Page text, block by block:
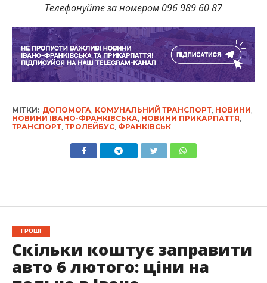
Телефонуйте за номером 096 989 60 87
МІТКИ: ДОПОМОГА, КОМУНАЛЬНИЙ ТРАНСПОРТ, НОВИНИ,
НОВИНИ ІВАНО-ФРАНКІВСЬКА, НОВИНИ ПРИКАРПАТТЯ,
ТРАНСПОРТ, ТРОЛЕЙБУС, ФРАНКІВСЬК
ГРОШІ
Скільки коштує заправити
авто 6 лютого: ціни на